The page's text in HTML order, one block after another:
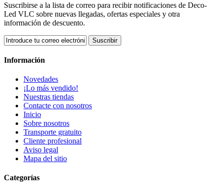
Suscribirse a la lista de correo para recibir notificaciones de Deco-
Led VLC sobre nuevas llegadas, ofertas especiales y otra
información de descuento.
Suscribir
Información
Novedades
¡Lo más vendido!
Nuestras tiendas
Contacte con nosotros
Inicio
Sobre nosotros
Transporte gratuito
Cliente profesional
Aviso legal
Mapa del sitio
Categorías